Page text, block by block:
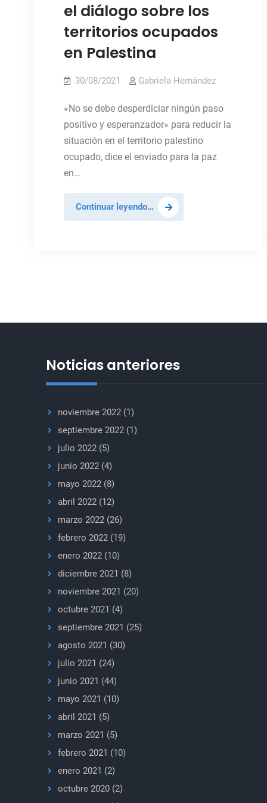
el diálogo sobre los
territorios ocupados
en Palestina
30/08/2021 Gabriela Hernández
«No se debe desperdiciar ningún paso
positivo y esperanzador» para reducir la
situación en el territorio palestino
ocupado, dice el enviado para la paz
en…
Continuar leyendo… Piden
al
sobre
ocupados
en
Noticias anteriores
noviembre 2022 (1)
septiembre 2022 (1)
julio 2022 (5)
junio 2022 (4)
mayo 2022 (8)
abril 2022 (12)
marzo 2022 (26)
febrero 2022 (19)
enero 2022 (10)
diciembre 2021 (8)
noviembre 2021 (20)
octubre 2021 (4)
septiembre 2021 (25)
agosto 2021 (30)
julio 2021 (24)
junio 2021 (44)
mayo 2021 (10)
abril 2021 (5)
marzo 2021 (5)
febrero 2021 (10)
enero 2021 (2)
octubre 2020 (2)